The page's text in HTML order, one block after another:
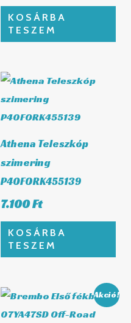
KOSÁRBA
TESZEM
Athena Teleszkóp
szimering
P40FORK455139
7.100Ft
KOSÁRBA
TESZEM
Akció!
Original
price
price